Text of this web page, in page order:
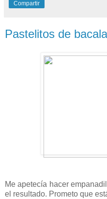
Compartir
Pastelitos de
Me apetecía hacer
el resultado. Prometo que